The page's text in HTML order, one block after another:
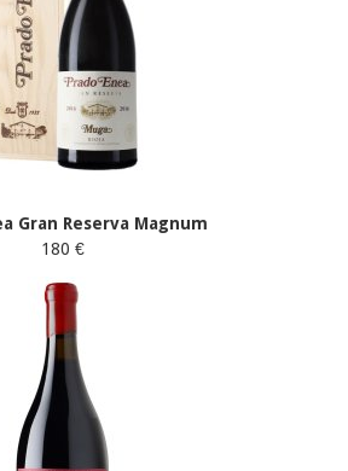
Gran Reserva Magnum
180 €